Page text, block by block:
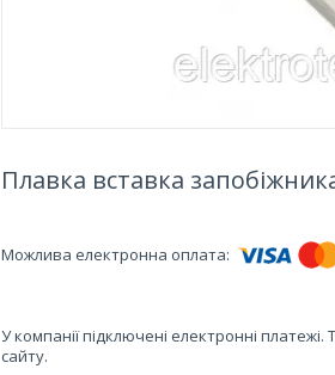
Плавка вставка
У компанії підключені електронні
сайту.